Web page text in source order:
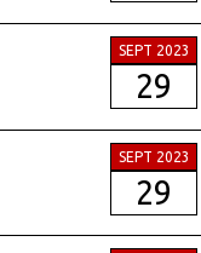
SEPT 2023
29
SEPT 2023
29